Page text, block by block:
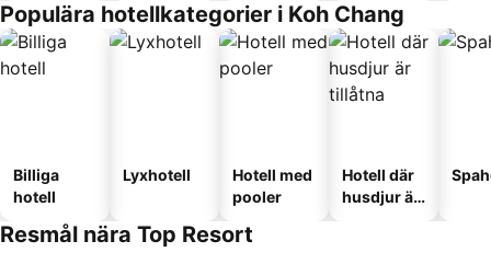
Populära hotellkategorier i Koh Chang
Billiga
hotell
Lyxhotell
Hotell med
pooler
Hotell där
husdjur är
Resmål nära Top Resort